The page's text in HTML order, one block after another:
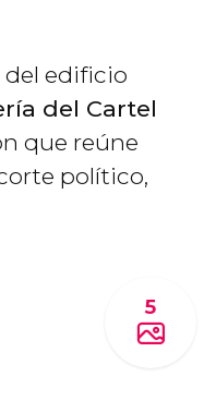
del edificio
del Cartel
que reúne
político,
5